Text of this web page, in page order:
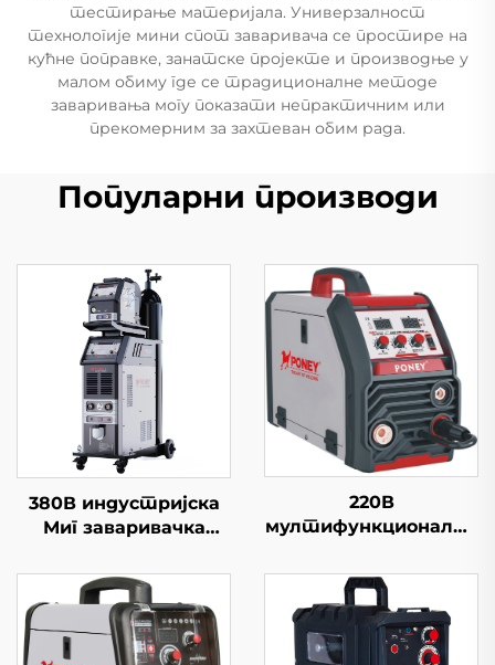
тестирање материјала. Универзалност
технологије мини спот заваривача се простире на
кућне поправке, занатске пројекте и производње у
малом обиму где се традиционалне методе
заваривања могу показати непрактичним или
прекомерним за захтеван обим рада.
Популарни производи
380В индустријска
Миг заваривачка
Двоструки импулс за
хлађење воде
Синергични систем
220В
мултифункционални
заваривачка машина
Миг-200 Високо-
намењена Миг
заваривачка машина